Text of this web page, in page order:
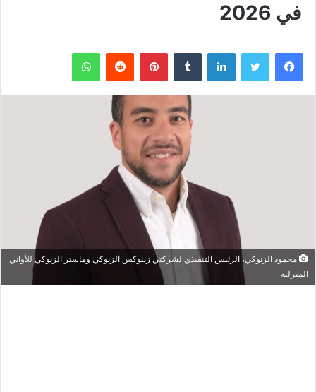
في 2026
فيسبوك تويتر لينكدإن بينتيريست واتساب
محمود الزنوكي، الرئيس التنفيذي لشركتي زينوكس الزنوكي وماستر الزنوكي للأواني
المنزلية